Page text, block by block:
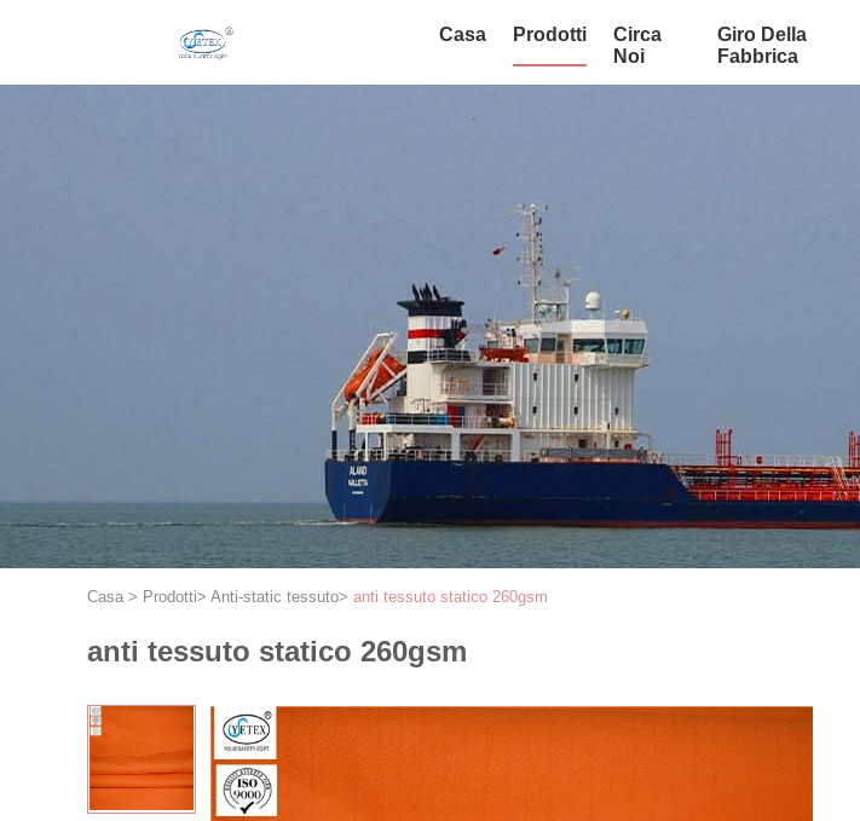
Casa Prodotti
Circa
Noi
Giro Della
Fabbrica
Casa > Prodotti> Anti-static tessuto> anti tessuto statico 260gsm
anti tessuto statico 260gsm